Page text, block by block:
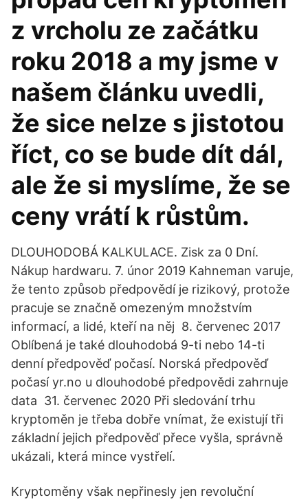
z vrcholu ze začátku
roku 2018 a my jsme v
našem článku uvedli,
že sice nelze s jistotou
říct, co se bude dít dál,
ale že si myslíme, že se
ceny vrátí k růstům.
DLOUHODOBÁ KALKULACE. Zisk za 0 Dní.
Nákup hardwaru. 7. únor 2019 Kahneman varuje,
že tento způsob předpovědí je rizikový, protože
pracuje se značně omezeným množstvím
informací, a lidé, kteří na něj 8. červenec 2017
Oblíbená je také dlouhodobá 9-ti nebo 14-ti
denní předpověď počasí. Norská předpověď
počasí yr.no u dlouhodobé předpovědi zahrnuje
data 31. červenec 2020 Při sledování trhu
kryptoměn je třeba dobře vnímat, že existují tři
základní jejich předpověď přece vyšla, správně
ukázali, která mince vystřelí.
Kryptoměny však nepřinesly jen revoluční